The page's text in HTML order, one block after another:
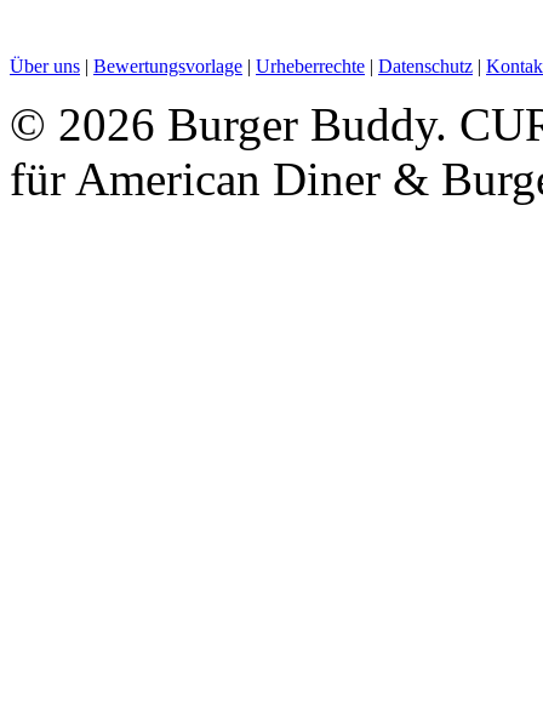
Über uns | Bewertungsvorlage | Urheberrechte | Datenschutz |
© 2026 Burger Buddy.
für American Diner &